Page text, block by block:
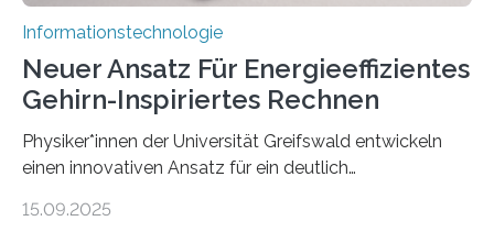
Informationstechnologie
Neuer Ansatz Für Energieeffizientes
Gehirn-Inspiriertes Rechnen
Physiker*innen der Universität Greifswald entwickeln
einen innovativen Ansatz für ein deutlich
Lösungsweg ist inspiriert vom menschlichen Gehirn. Die
15.09.2025